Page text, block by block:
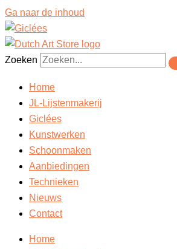
Ga naar de inhoud
Zoeken
Home
JL-Lijstenmakerij
Giclées
Kunstwerken
Schoonmaken
Aanbiedingen
Technieken
Nieuws
Contact
Home